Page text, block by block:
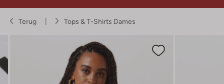
Terug Tops & T-Shirts Dames